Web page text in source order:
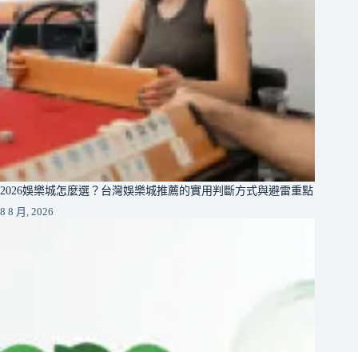
2026娛樂城怎麼選？台灣娛樂城推薦的實用判斷方式與避雷重點
8 8 月, 2026